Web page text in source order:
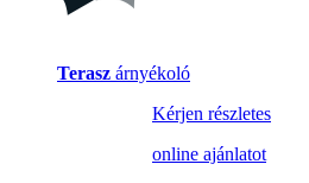
Terasz árnyékoló
Kérjen részletes
online ajánlatot